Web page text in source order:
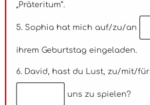
„Präteritum“.
5. Sophia hat mich auf/zu/an
ihrem Geburtstag eingeladen.
6. David, hast du Lust, zu/mit/für
uns zu spielen?